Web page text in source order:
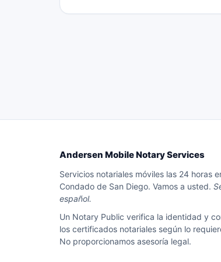
Andersen Mobile Notary Services
Servicios notariales móviles las 24 horas
Condado de San Diego. Vamos a usted.
español.
Un Notary Public verifica la identidad y
los certificados notariales según lo
No proporcionamos asesoría legal.